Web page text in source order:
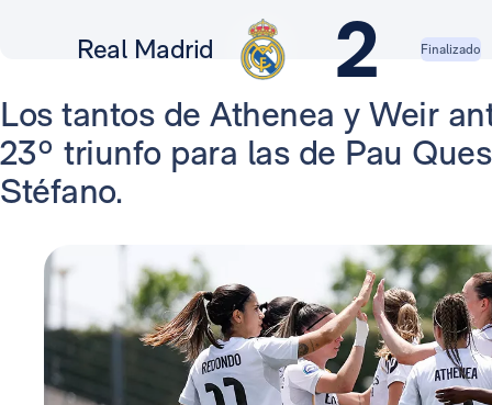
2
Real Madrid Finalizado
Los tantos de Athenea y Weir
23º triunfo para las de Pau
Stéfano.